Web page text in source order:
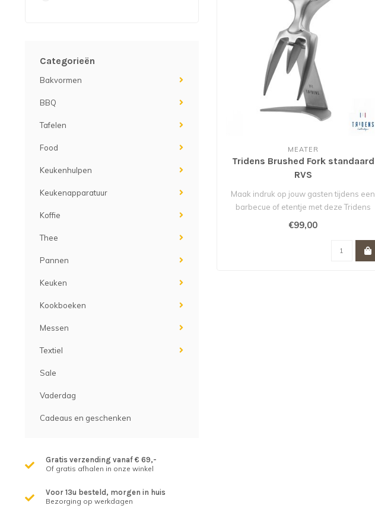
Categorieën
Bakvormen
BBQ
Tafelen
Food
Keukenhulpen
Keukenapparatuur
Koffie
Thee
Pannen
Keuken
Kookboeken
Messen
Textiel
Sale
Vaderdag
Cadeaus en geschenken
Gratis verzending vanaf € 69,-
Of gratis afhalen in onze winkel
Voor 13u besteld, morgen in huis
Bezorging op werkdagen
MEATER
Tridens Brushed Fork standaard
RVS
Maak indruk op jouw gasten tijdens een
barbecue of etentje met deze Tridens
vlee..
€99,00